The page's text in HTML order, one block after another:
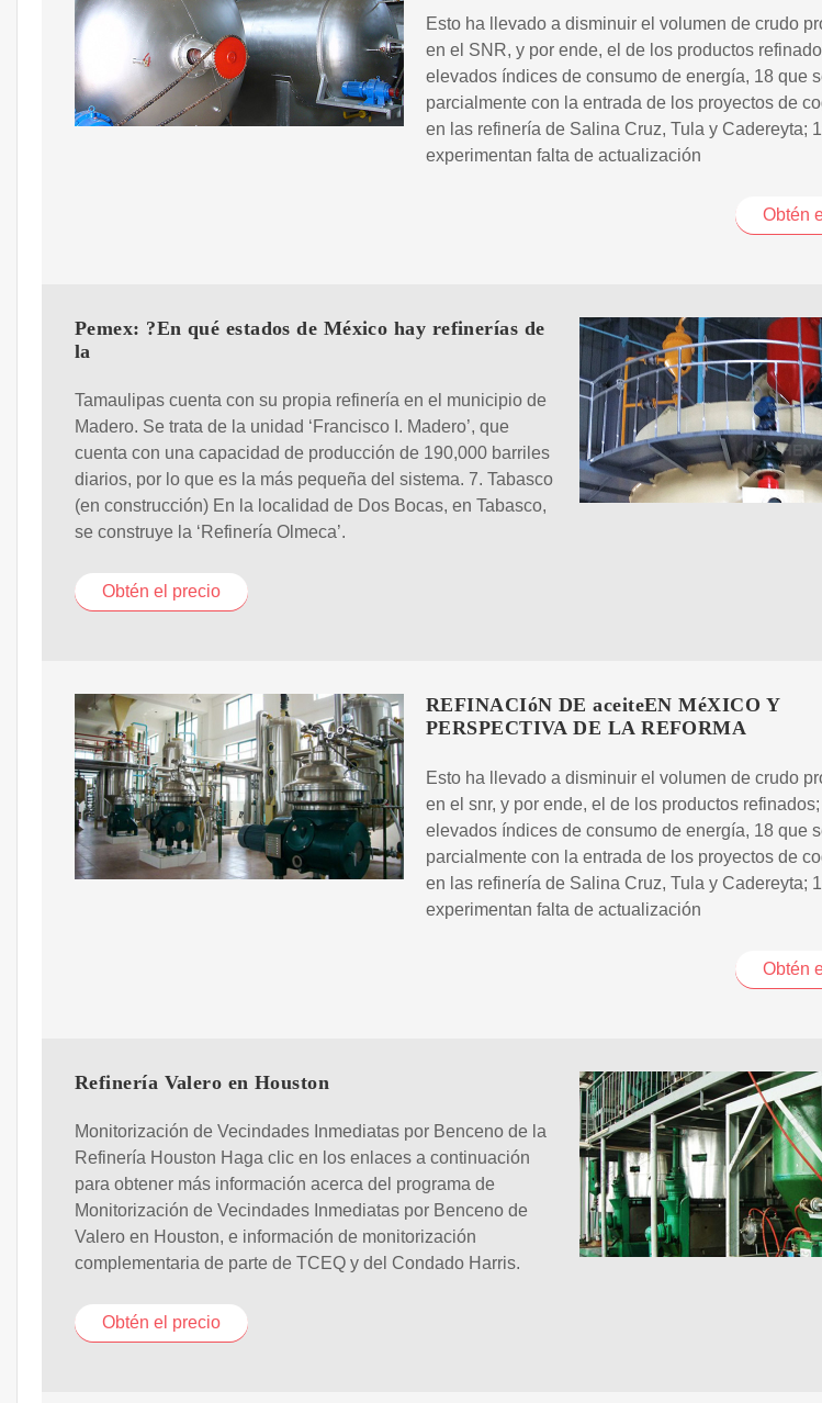
Esto ha llevado a disminuir el volumen de crudo
en el SNR, y por ende, el de los productos
elevados índices de consumo de energía, 18 que
parcialmente con la entrada de los proyectos de
en las refinería de Salina Cruz, Tula y Cadereyta;
experimentan falta de actualización
Obtén
Pemex: ?En qué estados de México hay refinerías de
la
Tamaulipas cuenta con su propia refinería en el municipio de
Madero. Se trata de la unidad ‘Francisco I. Madero’, que
cuenta con una capacidad de producción de 190,000 barriles
diarios, por lo que es la más pequeña del sistema. 7. Tabasco
(en construcción) En la localidad de Dos Bocas, en Tabasco,
se construye la ‘Refinería Olmeca’.
Obtén el precio
REFINACIóN DE aceiteEN MéXICO Y
PERSPECTIVA DE LA REFORMA
Esto ha llevado a disminuir el volumen de crudo
en el snr, y por ende, el de los productos
elevados índices de consumo de energía, 18 que
parcialmente con la entrada de los proyectos de
en las refinería de Salina Cruz, Tula y Cadereyta;
experimentan falta de actualización
Obtén
Refinería Valero en Houston
Monitorización de Vecindades Inmediatas por Benceno de la
Refinería Houston Haga clic en los enlaces a continuación
para obtener más información acerca del programa de
Monitorización de Vecindades Inmediatas por Benceno de
Valero en Houston, e información de monitorización
complementaria de parte de TCEQ y del Condado Harris.
Obtén el precio